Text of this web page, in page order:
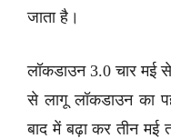
जाता है।
लॉकडाउन 3.0 चार मई
से लागू लॉकडाउन का
बाद में बढ़ा कर तीन मई